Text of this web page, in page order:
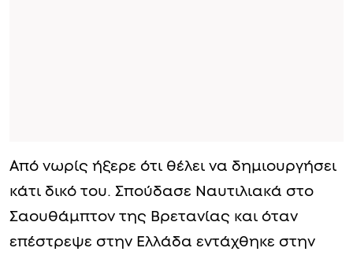
Από νωρίς ήξερε ότι θέλει να δημιουργήσει
κάτι δικό του. Σπούδασε Ναυτιλιακά στο
Σαουθάμπτον της Βρετανίας και όταν
επέστρεψε στην Ελλάδα εντάχθηκε στην